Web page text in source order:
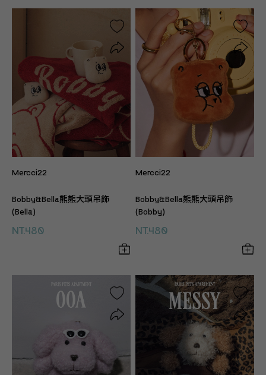
Mercci22
Bobby&Bella熊熊大頭吊飾
(Bella)
NT.480
Mercci22
Bobby&Bella熊熊大頭吊飾
(Bobby)
NT.480